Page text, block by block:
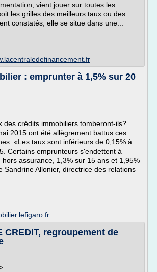
vient jouer sur toutes les
les grilles des meilleurs taux ou des
constatés, elle se situe dans une...
: emprunter à 1,5% sur 20
des crédits immobiliers tomberont-ils?
2015 ont été allègrement battus ces
«Les taux sont inférieurs de 0,15% à
Certains emprunteurs s'endettent à
hors assurance, 1,3% sur 15 ans et 1,95%
Sandrine Allonier, directrice des relations
CREDIT, regroupement de